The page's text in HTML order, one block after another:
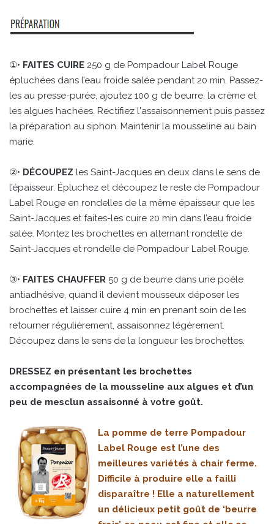
①• FAITES CUIRE 250 g de Pompadour Label Rouge
épluchées dans l’eau froide salée pendant 20 min. Passez-
les au presse-purée, ajoutez 100 g de beurre, la crème et
les algues hachées. Rectifiez l'assaisonnement puis passez
la préparation au siphon. Maintenir la mousseline au bain
marie.
②• DÉCOUPEZ les Saint-Jacques en deux dans le sens de
l’épaisseur. Épluchez et découpez le reste de Pompadour
Label Rouge en rondelles de la même épaisseur que les
Saint-Jacques et faites-les cuire 20 min dans l’eau froide
salée. Montez les brochettes en alternant rondelle de
Saint-Jacques et rondelle de Pompadour Label Rouge.
③• FAITES CHAUFFER 50 g de beurre dans une poêle
antiadhésive, quand il devient mousseux déposer les
brochettes et laisser cuire 4 min en prenant soin de les
retourner régulièrement, assaisonnez légèrement.
Découpez dans le sens de la longueur les brochettes.
DRESSEZ en présentant les brochettes
accompagnées de la mousseline aux algues et d’un
peu de mesclun assaisonné à votre goût.
La pomme de terre Pompadour
Label Rouge est l’une des
meilleures variétés à chair ferme.
Difficile à produire elle a failli
disparaître ! Elle a naturellement
un délicieux petit goût de ‘beurre